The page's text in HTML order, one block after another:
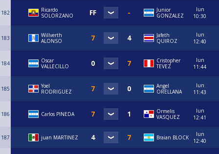
182
Ricardo
SOLORZANO
Junior
GONZALEZ
lun
10:30
183
Willverth
ALONSO
Jafeth
QUIROZ
lun
12:40
184
Oscar
VALLECILLO
Cristopher
TEVEZ
lun
11:44
185
Yoel
RODRIGUEZ
Angel
ORELLANA
lun
11:43
186 Carlos PINEDA
Ormelis
VASQUEZ
lun
12:41
187 juan MARTINEZ Braian BLOCK
lun
12:40